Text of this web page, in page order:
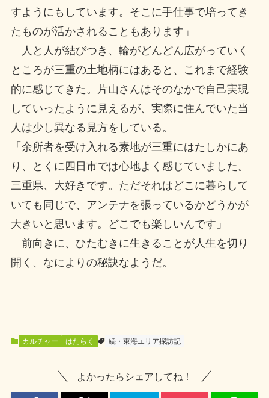
すようにもしています。そこに手仕事で培ってき
たものが活かされることもあります」
人と人が結びつき、輪がどんどん広がっていく
ところが三重の土地柄にはあると、これまで経験
的に感じてきた。片山さんはそのなかで自己実現
していったように見えるが、実際に住んでいた当
人は少し異なる見方をしている。
「余所者を受け入れる素地が三重にはたしかにあ
り、とくに四日市では心地よく感じていました。
三重県、大好きです。ただそれはどこに暮らして
いても同じで、アンテナを張っているかどうかが
大きいと思います。どこでも楽しいんです」
前向きに、ひたむきに生きることが人生を切り
開く、なによりの秘訣なようだ。
カルチャー はたらく 続・東海エリア探訪記
よかったらシェアしてね！